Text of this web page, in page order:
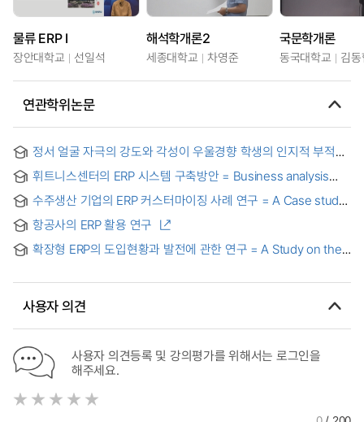
물류 ERP Ⅰ
장안대학교 선일석
해석학개론2
세종대학교 차영준
국문학개론
동국대학교 김
연관학위논문
정서 얼굴 자극의 강도와 각성이 우울경향 학생의 인지적 부적
편향에 미치는 효과: ERP 연구 = Effects of Intensity and
Arousal of Emotional Facial Stimulus on Depressive
Students’s Negative Cognitive Bias: on ERP study
휘트니스센터의 ERP 시스템 구축방안 = Business analysis
and design of ERP system for fitness cneter
수주생산 기업의 ERP 커스터마이징 사례 연구 = A Case study
of ERP customizing for MTO Company
항공사의 ERP 활용 연구
확장형 ERP의 도입현황과 발전에 관한 연구 = A Study on the
ERP
사용자 의견
사용자 의견등록 및 강의평가를 위해서는 로그인을
해주세요.